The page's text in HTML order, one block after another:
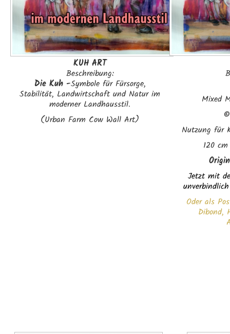
KUH ART
Beschreibung:
Die Kuh -Symbole für Fürsorge,
Stabilität, Landwirtschaft und Natur im
moderner Landhausstil.
(Urban Farm Cow Wall Art)
Mixed
Nutzung für
120
Jetzt mit
Oder als
Dibond,